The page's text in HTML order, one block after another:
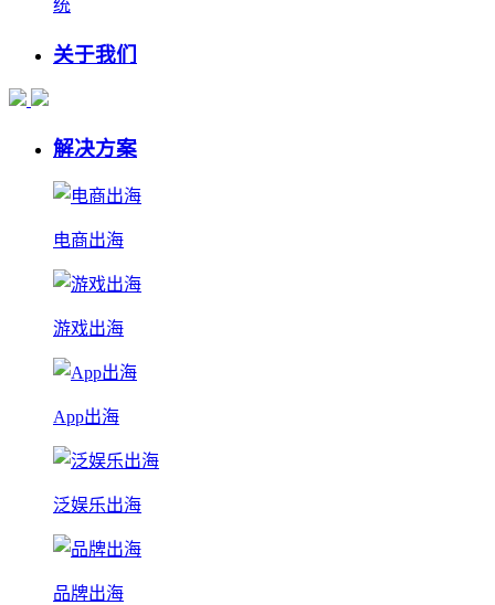
统
关于我们
解决方案
电商出海
游戏出海
App出海
泛娱乐出海
品牌出海